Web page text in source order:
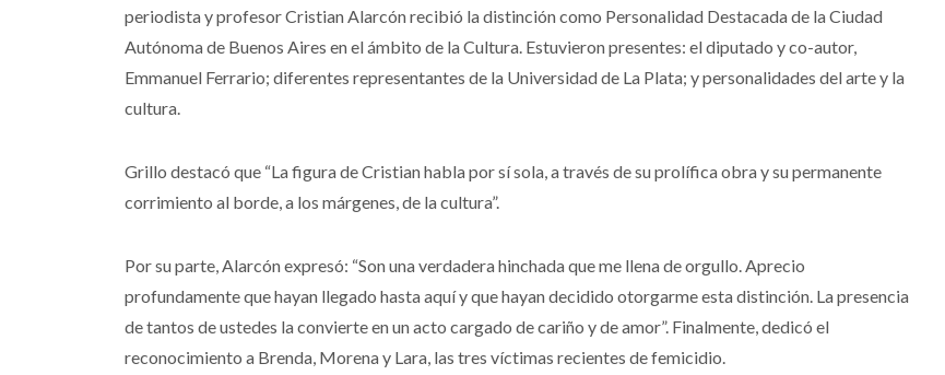
periodista y profesor Cristian Alarcón recibió la distinción como Personalidad Destacada de la Ciudad
Autónoma de Buenos Aires en el ámbito de la Cultura. Estuvieron presentes: el diputado y co-autor,
Emmanuel Ferrario; diferentes representantes de la Universidad de La Plata; y personalidades del arte y la
cultura.
Grillo destacó que “La figura de Cristian habla por sí sola, a través de su prolífica obra y su permanente
corrimiento al borde, a los márgenes, de la cultura”.
Por su parte, Alarcón expresó: “Son una verdadera hinchada que me llena de orgullo. Aprecio
profundamente que hayan llegado hasta aquí y que hayan decidido otorgarme esta distinción. La presencia
de tantos de ustedes la convierte en un acto cargado de cariño y de amor”. Finalmente, dedicó el
reconocimiento a Brenda, Morena y Lara, las tres víctimas recientes de femicidio.